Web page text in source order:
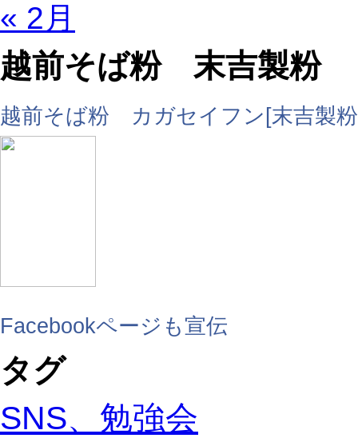
« 2月
越前そば粉 末吉製粉
越前そば粉 カガセイフン[末吉製
Facebookページも宣伝
タグ
SNS、勉強会